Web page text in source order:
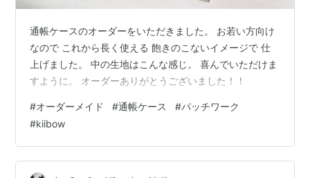
通帳ケースのオーダーをいただきました。 お若い方向け
なので これから長く使える 飽きのこないイメージで 仕
上げました。 中の生地はこんな感じ。 喜んでいただけま
すように。 オーダーありがとうございました！！
#オーダーメイド #通帳ケース #パッチワーク
#kiibow